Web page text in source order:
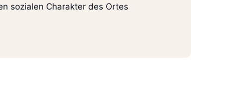
sozialen Charakter des Ortes